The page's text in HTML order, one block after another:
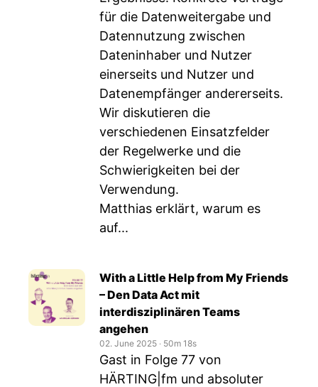
für die Datenweitergabe und
Datennutzung zwischen
Dateninhaber und Nutzer
einerseits und Nutzer und
Datenempfänger andererseits.
Wir diskutieren die
verschiedenen Einsatzfelder
der Regelwerke und die
Schwierigkeiten bei der
Verwendung.
Matthias erklärt, warum es
auf...
With a Little Help from My Friends
– Den Data Act mit
interdisziplinären Teams
angehen
02. June 2025 ‧ 50m 18s
Gast in Folge 77 von
HÄRTING|fm und absoluter